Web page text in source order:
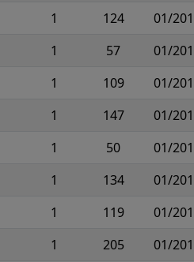
1 124
01/
1 57
01/
1 109
01/
1 147
01/
1 50
01/
1 134
01/
1 119
01/
1 205
01/